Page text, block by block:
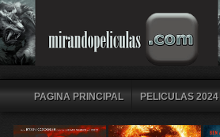
PAGINA PRINCIPAL PELICULAS